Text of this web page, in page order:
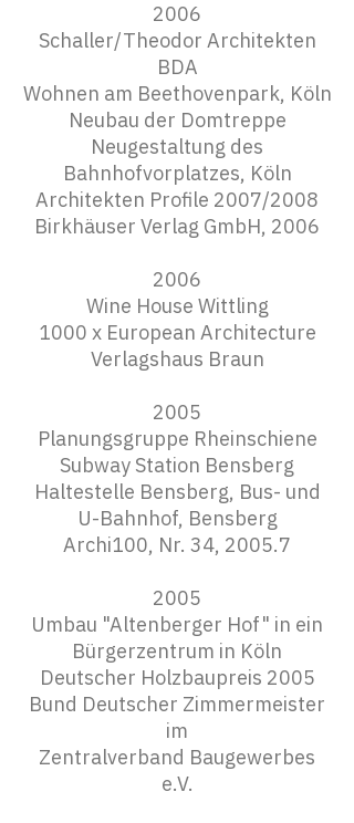
2006
Schaller/Theodor Architekten
BDA
Wohnen am Beethovenpark, Köln
Neubau der Domtreppe
Neugestaltung des
Bahnhofvorplatzes, Köln
Architekten Profile 2007/2008
Birkhäuser Verlag GmbH, 2006
2006
Wine House Wittling
1000 x European Architecture
Verlagshaus Braun
2005
Planungsgruppe Rheinschiene
Subway Station Bensberg
Haltestelle Bensberg, Bus- und
U-Bahnhof, Bensberg
Archi100, Nr. 34, 2005.7
2005
Umbau "Altenberger Hof" in ein
Bürgerzentrum in Köln
Deutscher Holzbaupreis 2005
Bund Deutscher Zimmermeister
im
Zentralverband Baugewerbes
e.V.